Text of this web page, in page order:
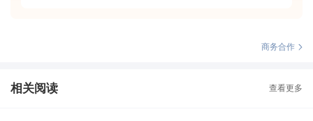
商务合作
相关阅读 查看更多